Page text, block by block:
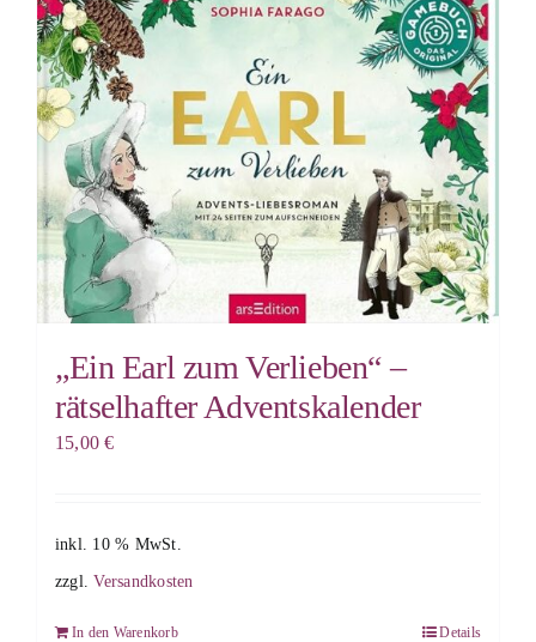
„Ein Earl zum Verlieben“ –
rätselhafter Adventskalender
15,00€
inkl. 10 % MwSt.
zzgl.Versandkosten
In den Warenkorb Details